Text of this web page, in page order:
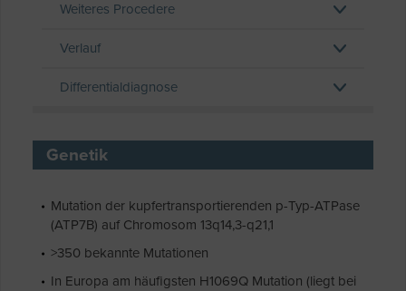
Weiteres Procedere
Verlauf
Differentialdiagnose
Genetik
Mutation der kupfertransportierenden p-Typ-ATPase
(ATP7B) auf Chromosom 13q14,3-q21,1
>350 bekannte Mutationen
In Europa am häufigsten H1069Q Mutation (liegt bei